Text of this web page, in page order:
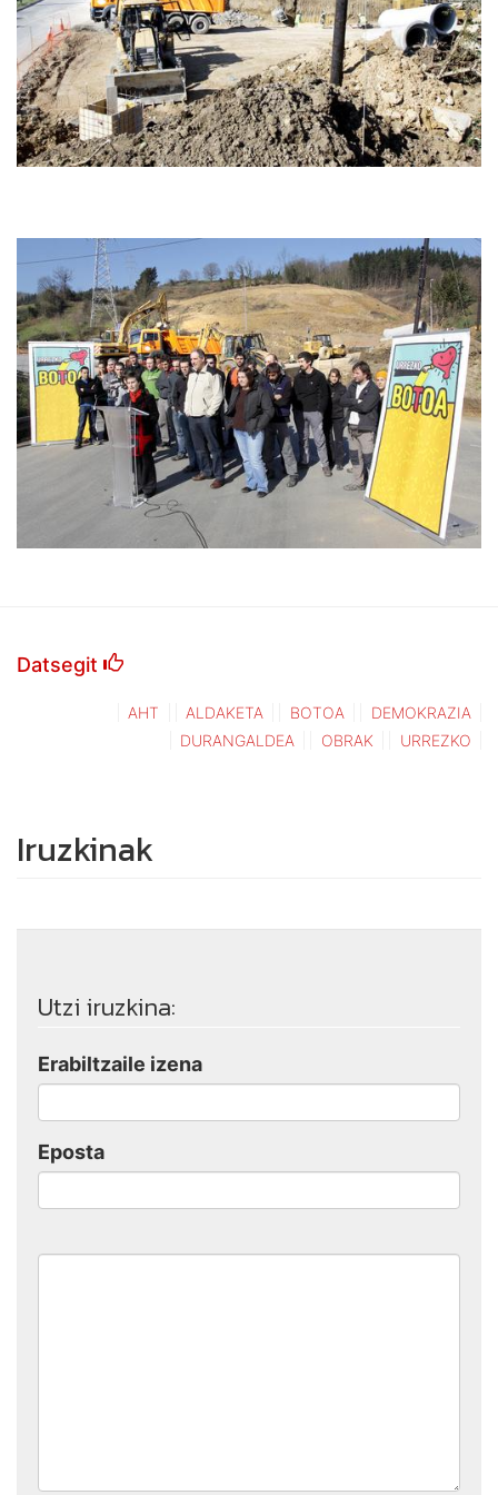
Datsegit
AHT ALDAKETA BOTOA
DEMOKRAZIA
DURANGALDEA
OBRAK URREZKO
Iruzkinak
Utzi iruzkina:
Erabiltzaile izena
Eposta